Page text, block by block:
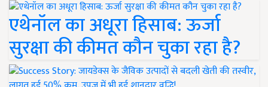
एथेनॉल का अधूरा हिसाब: ऊर्जा
सुरक्षा की कीमत कौन चुका रहा है?